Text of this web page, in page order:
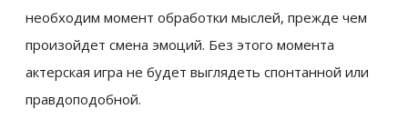
необходим момент обработки мыслей, прежде чем
произойдет смена эмоций. Без этого момента
актерская игра не будет выглядеть спонтанной или
правдоподобной.